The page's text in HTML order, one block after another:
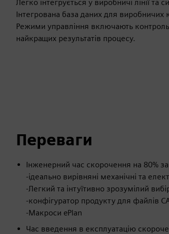
Легко інтегрується у виробничі лінії та
Інтегрована база даних для виробничих
Режими управління включають
найкращих результатів процесу.
Переваги
Інженерний час скорочення на 80%
-ідеально вирівняні механічні та
-Легкий та інтуїтивно зрозумілий
-конфігуратор продукту для файлів
-Макроси ePlan
Час введення в експлуатацію